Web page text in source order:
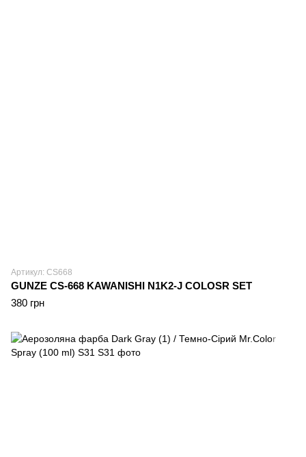
Артикул: CS668
GUNZE CS-668 KAWANISHI N1K2-J COLOSR SET
380 грн